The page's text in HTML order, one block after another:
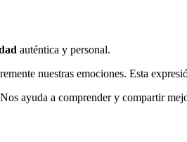
auténtica y personal.
nuestras emociones. Esta
ayuda a comprender y compartir